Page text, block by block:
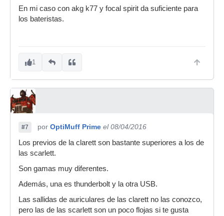
En mi caso con akg k77 y focal spirit da suficiente para
los bateristas.
1
#7 por OptiMuff Prime el 08/04/2016
Los previos de la clarett son bastante superiores a los de
las scarlett.
Son gamas muy diferentes.
Además, una es thunderbolt y la otra USB.
Las sallidas de auriculares de las clarett no las conozco,
pero las de las scarlett son un poco flojas si te gusta